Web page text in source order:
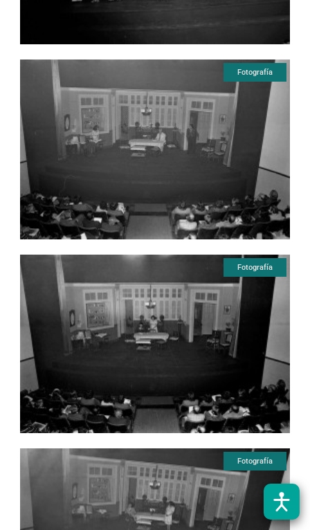
Fotografía
Fotografía
Fotografía